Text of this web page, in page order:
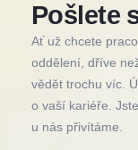
Pošlete
Ať už chcete
oddělení, dříve
vědět trochu víc.
o vaší kariéře.
u nás přivítáme.